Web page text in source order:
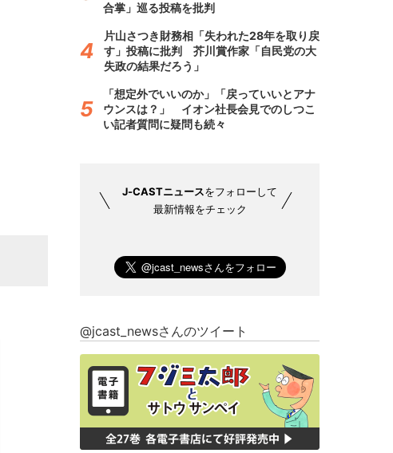
合掌」巡る投稿を批判
片山さつき財務相「失われた28年を取り戻
す」投稿に批判 芥川賞作家「自民党の大
失政の結果だろう」
「想定外でいいのか」「戻っていいとアナ
ウンスは？」 イオン社長会見でのしつこ
い記者質問に疑問も続々
J-CASTニュースをフォローして
最新情報をチェック
@jcast_newsさんのツイート